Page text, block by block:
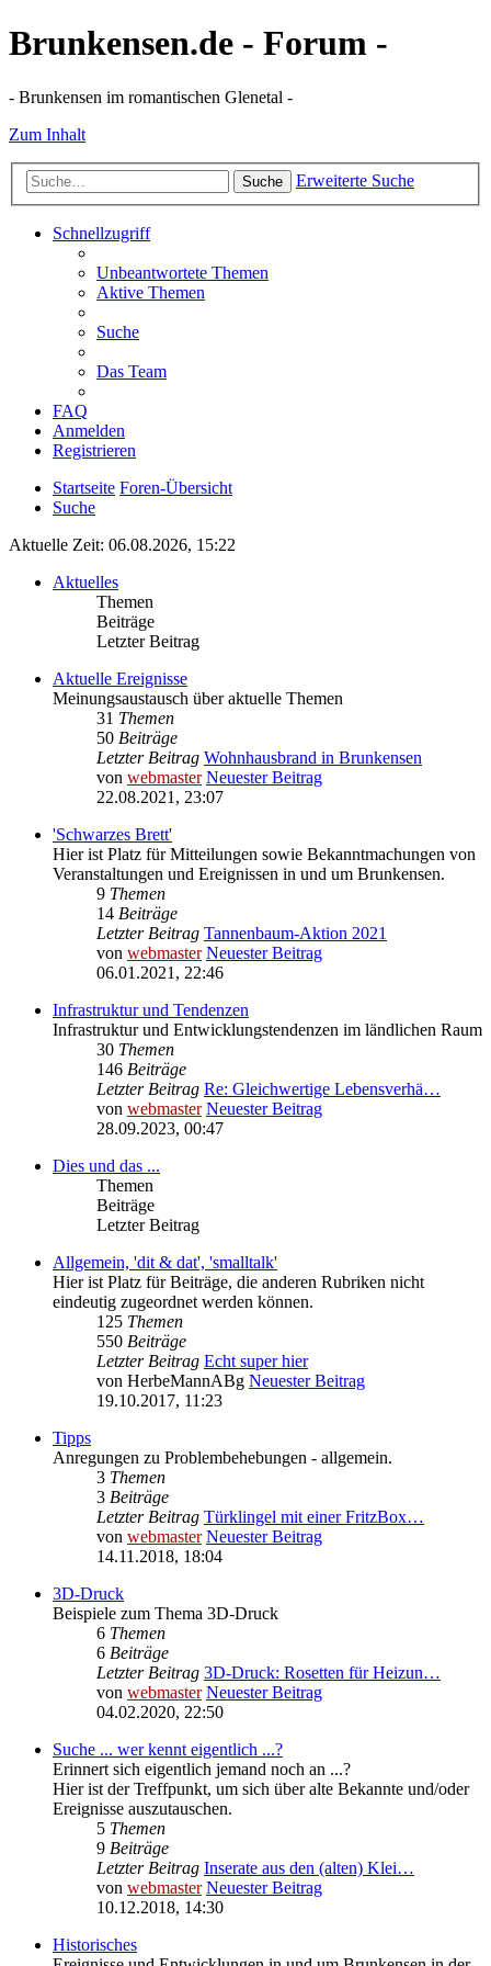
Brunkensen.de - Forum -
- Brunkensen im romantischen Glenetal -
Zum Inhalt
Suche Erweiterte Suche
Schnellzugriff
Unbeantwortete Themen
Aktive Themen
Suche
Das Team
FAQ
Anmelden
Registrieren
Startseite Foren-Übersicht
Suche
Aktuelle Zeit: 06.08.2026, 15:22
Aktuelles
Themen
Beiträge
Letzter Beitrag
Aktuelle Ereignisse
Meinungsaustausch über aktuelle Themen
31 Themen
50 Beiträge
Letzter Beitrag Wohnhausbrand in Brunkensen
von webmaster Neuester Beitrag
22.08.2021, 23:07
'Schwarzes Brett'
Hier ist Platz für Mitteilungen sowie Bekanntmachungen von
Veranstaltungen und Ereignissen in und um Brunkensen.
9 Themen
14 Beiträge
Letzter Beitrag Tannenbaum-Aktion 2021
von webmaster Neuester Beitrag
06.01.2021, 22:46
Infrastruktur und Tendenzen
Infrastruktur und Entwicklungstendenzen im ländlichen Raum
30 Themen
146 Beiträge
Letzter Beitrag Re: Gleichwertige Lebensverhä…
von webmaster Neuester Beitrag
28.09.2023, 00:47
Dies und das ...
Themen
Beiträge
Letzter Beitrag
Allgemein, 'dit & dat', 'smalltalk'
Hier ist Platz für Beiträge, die anderen Rubriken nicht
eindeutig zugeordnet werden können.
125 Themen
550 Beiträge
Letzter Beitrag Echt super hier
von HerbeMannABg Neuester Beitrag
19.10.2017, 11:23
Tipps
Anregungen zu Problembehebungen - allgemein.
3 Themen
3 Beiträge
Letzter Beitrag Türklingel mit einer FritzBox…
von webmaster Neuester Beitrag
14.11.2018, 18:04
3D-Druck
Beispiele zum Thema 3D-Druck
6 Themen
6 Beiträge
Letzter Beitrag 3D-Druck: Rosetten für Heizun…
von webmaster Neuester Beitrag
04.02.2020, 22:50
Suche ... wer kennt eigentlich ...?
Erinnert sich eigentlich jemand noch an ...?
Hier ist der Treffpunkt, um sich über alte Bekannte und/oder
Ereignisse auszutauschen.
5 Themen
9 Beiträge
Letzter Beitrag Inserate aus den (alten) Klei…
von webmaster Neuester Beitrag
10.12.2018, 14:30
Historisches